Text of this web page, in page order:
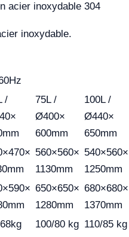
acier inoxydable 304
inoxydable.
/
75L /
Ø400×
600mm
100L /
Ø440×
650mm
560×560×
1130mm
540×560×
1250mm
650×650×
1280mm
680×680×
1370mm
100/80 kg 110/85 kg